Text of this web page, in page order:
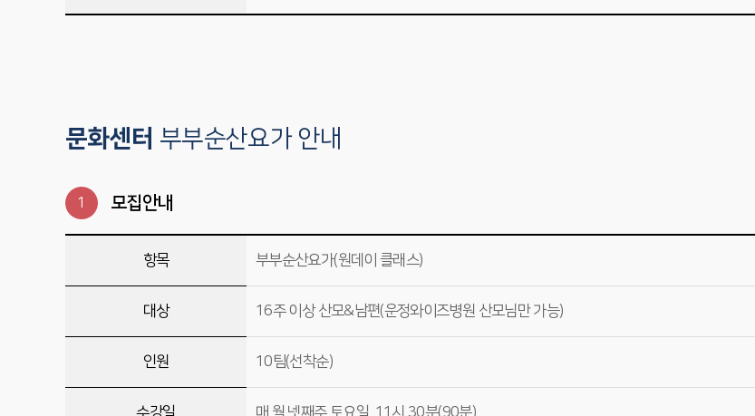
문화센터 부부순산요가 안내
1 모집안내
항목 부부순산요가(원데이 클래스)
대상 16주 이상 산모&남편(운정와이즈병원 산모님만 가능)
인원 10팀(선착순)
수강일 매 월 넷째주 토요일, 11시 30분(90분)